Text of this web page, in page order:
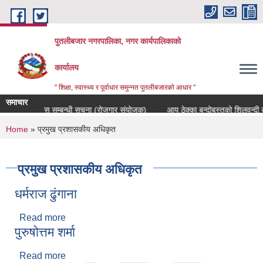
Skip to main content
पुतलीबजार नगरपालिका, नगर कार्यपालिकाको
कार्यालय
" शिक्षा, स्वास्थ्य र पूर्वाधार समुन्नत पुतलीबजारको आधार "
समाचार
सिफारीस सम्बन्धी सूचना (रोजगार संयोजक)
आय ठेक्का बन्दोबस्तको
You are here
Home » प्रमुख प्रशासकीय अधिकृत
प्रमुख प्रशासकीय अधिकृत
धर्मराज ढुंगाना
Read more
पुरुषोत्तम शर्मा
Read more